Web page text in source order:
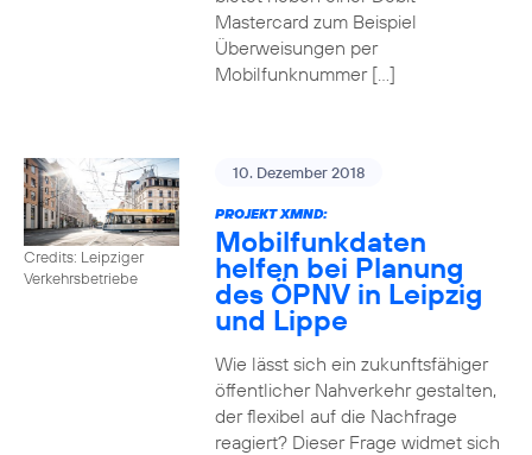
Mastercard zum Beispiel
Überweisungen per
Mobilfunknummer […]
Credits: Leipziger
Verkehrsbetriebe
10. Dezember 2018
PROJEKT XMND:
Mobilfunkdaten
helfen bei Planung
des ÖPNV in Leipzig
und Lippe
Wie lässt sich ein zukunftsfähiger
öffentlicher Nahverkehr gestalten,
der flexibel auf die Nachfrage
reagiert? Dieser Frage widmet sich